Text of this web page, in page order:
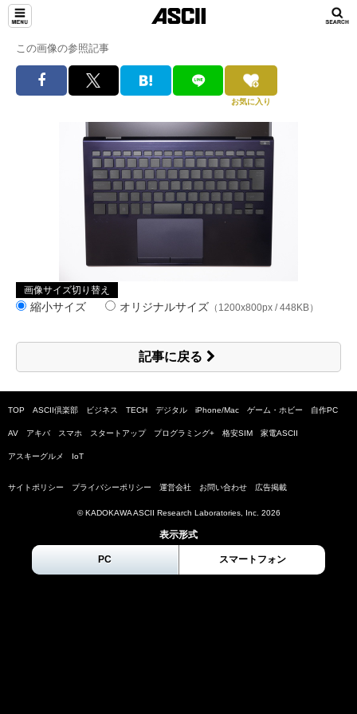
この画像の参照記事
お気に入り
画像サイズ切り替え
縮小サイズ オリジナルサイズ （1200x800px / 448KB）
記事に戻る
TOP ASCII倶楽部 ビジネス TECH デジタル iPhone/Mac ゲーム・ホビー 自作PC
AV アキバ スマホ スタートアップ プログラミング+ 格安SIM 家電ASCII
アスキーグルメ IoT
サイトポリシー プライバシーポリシー 運営会社 お問い合わせ 広告掲載
© KADOKAWA ASCII Research Laboratories, Inc. 2026
表示形式
PC スマートフォン